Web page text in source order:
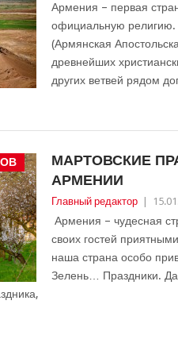
Армения – первая
официальную религию.
(Армянская
древнейших
других ветвей рядом
МАРТОВСКИЕ
АРМЕНИИ
Главный редактор
Армения – чудесная
своих гостей
наша страна особо
Зелень… Праздники.